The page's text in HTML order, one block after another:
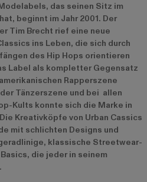
das seinen Sitz im
beginnt im Jahr 2001. Der
Tim Brecht rief eine neue
ins Leben, die sich durch
des Hip Hops orientieren
Label als kompletter Gegensatz
Rapperszene
Tänzerszene und bei allen
Kults konnte sich die Marke in
Kreativköpfe von Urban Cassics
mit schlichten Designs und
klassische Streetwear-
die jeder in seinem